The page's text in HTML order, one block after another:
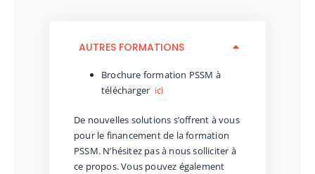
AUTRES FORMATIONS
Brochure formation PSSM à
télécharger ici
De nouvelles solutions s’offrent à vous
pour le financement de la formation
PSSM. N’hésitez pas à nous solliciter à
ce propos. Vous pouvez également